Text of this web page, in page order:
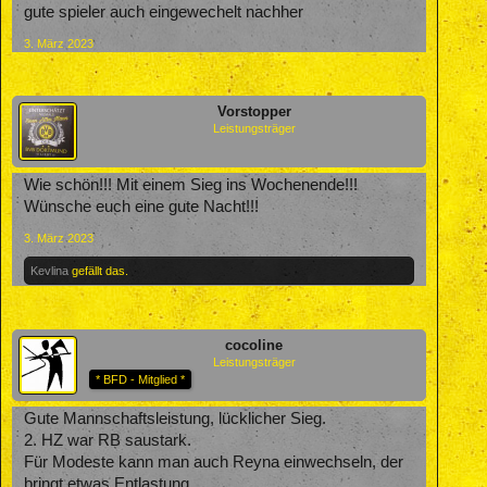
gute spieler auch eingewechelt nachher
3. März 2023
Vorstopper
Leistungsträger
Wie schön!!! Mit einem Sieg ins Wochenende!!!
Wünsche euch eine gute Nacht!!!
3. März 2023
Kevlina gefällt das.
cocoline
Leistungsträger
* BFD - Mitglied *
Gute Mannschaftsleistung, lücklicher Sieg.
2. HZ war RB saustark.
Für Modeste kann man auch Reyna einwechseln, der